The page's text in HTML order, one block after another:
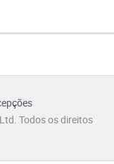
Todos os direitos